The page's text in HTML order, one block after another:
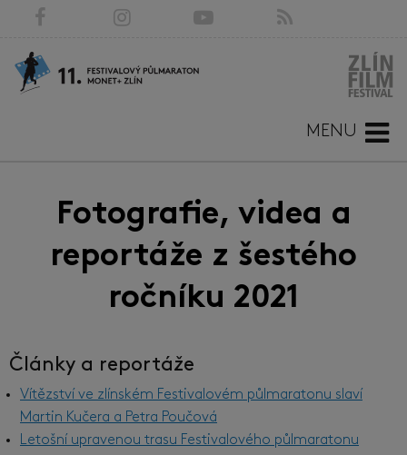
MENU
Fotografie, videa a
reportáže z šestého
ročníku 2021
Články a reportáže
Vítězství ve zlínském Festivalovém půlmaratonu slaví
Martin Kučera a Petra Poučová
Letošní upravenou trasu Festivalového půlmaratonu